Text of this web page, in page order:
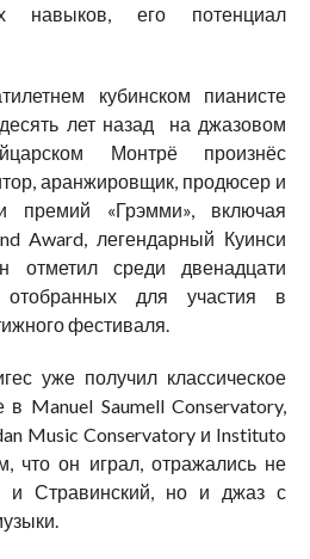
навыков, его потенциал
кубинском пианисте
лет назад на джазовом
Монтрё произнёс
аранжировщик, продюсер и
премий «Грэмми», включая
Award, легендарный Куинси
отметил среди двенадцати
для участия в
фестиваля.
уже получил классическое
Manuel Saumell Conservatory,
Music Conservatory и Instituto
что он играл, отражались не
и Стравинский, но и джаз с